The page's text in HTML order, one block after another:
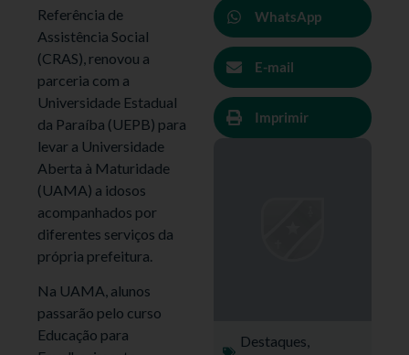
Referência de
Assistência Social
(CRAS), renovou a
parceria com a
Universidade Estadual
da Paraíba (UEPB) para
levar a Universidade
Aberta à Maturidade
(UAMA) a idosos
acompanhados por
diferentes serviços da
própria prefeitura.
Na UAMA, alunos
passarão pelo curso
Educação para
WhatsApp
E-mail
Imprimir
Destaques,